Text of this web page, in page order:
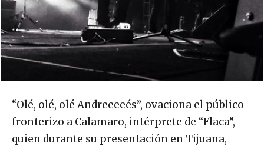
“Olé, olé, olé Andreeeeés”, ovaciona el público
fronterizo a Calamaro, intérprete de “Flaca”,
quien durante su presentación en Tijuana,